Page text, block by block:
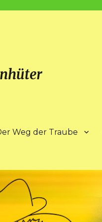
Weg der Traube